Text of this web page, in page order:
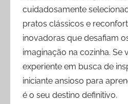
cuidadosamente
pratos clássicos e
inovadoras que desafiam
imaginação na cozinha. Se
experiente em busca de
iniciante ansioso para
é o seu destino definitivo.